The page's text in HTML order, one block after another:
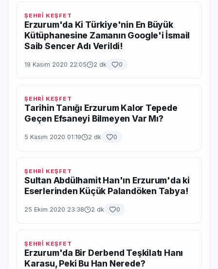
ŞEHRİ KEŞFET
Erzurum'da Ki Türkiye'nin En Büyük
Kütüphanesine Zamanın Google'i İsmail
Saib Sencer Adı Verildi!
19 Kasım 2020 22:05 2 dk 0
ŞEHRİ KEŞFET
Tarihin Tanığı Erzurum Kalor Tepede
Geçen Efsaneyi Bilmeyen Var Mı?
5 Kasım 2020 01:19 2 dk 0
ŞEHRİ KEŞFET
Sultan Abdülhamit Han'ın Erzurum'da ki
Eserlerinden Küçük Palandöken Tabya!
25 Ekim 2020 23:38 2 dk 0
ŞEHRİ KEŞFET
Erzurum'da Bir Derbend Teşkilatı Hanı
Karasu, Peki Bu Han Nerede?